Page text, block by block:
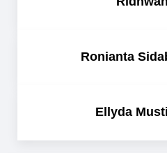
Ronianta
Ellyda